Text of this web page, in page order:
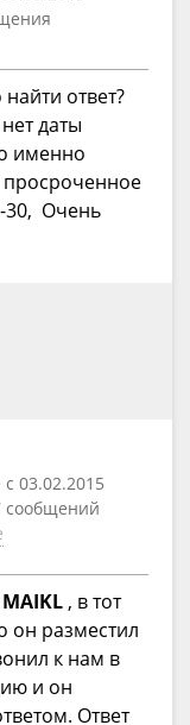
ответ?
даты
именно
просроченное
30, Очень
03.02.2015
сообщений
MAIKL , в тот
он разместил
к нам в
и он
Ответ